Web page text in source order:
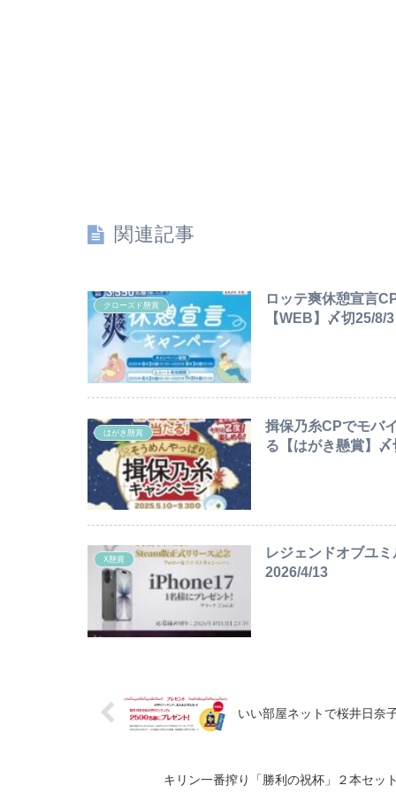
関連記事
クローズド懸賞
ロッテ爽休憩宣言
【WEB】〆切25/8/3
はがき懸賞
揖保乃糸CPでモバ
る【はがき懸賞】
X懸賞
レジェンドオブユ
2026/4/13
いい部屋ネットで桜井日奈
キリン一番搾り「勝利の祝杯」２本セッ